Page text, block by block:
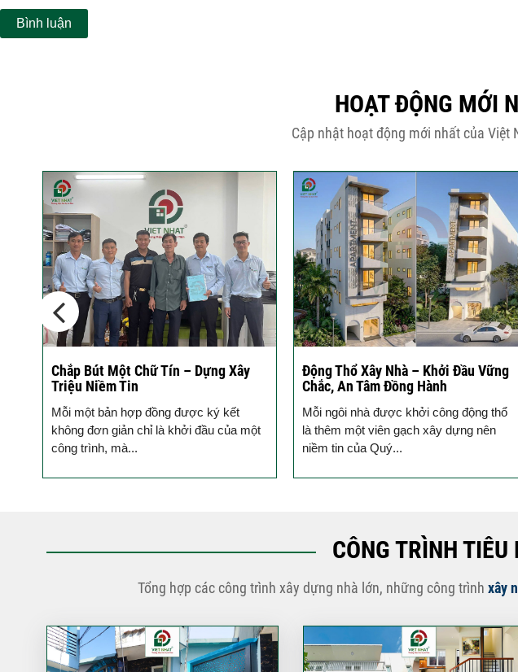
HOẠT ĐỘNG MỚI
Cập nhật hoạt động mới nhất của Việt
Chắp Bút Một Chữ Tín – Dựng Xây
Triệu Niềm Tin
Mỗi một bản hợp đồng được ký kết
không đơn giản chỉ là khởi đầu của một
công trình, mà...
Động Thổ Xây Nhà – Khởi Đầu Vững
Chắc, An Tâm Đồng Hành
Mỗi ngôi nhà được khởi công động thổ
là thêm một viên gạch xây dựng nên
niềm tin của Quý...
CÔNG TRÌNH
Tổng hợp các công trình xây dựng nhà lớn, những công trình xây